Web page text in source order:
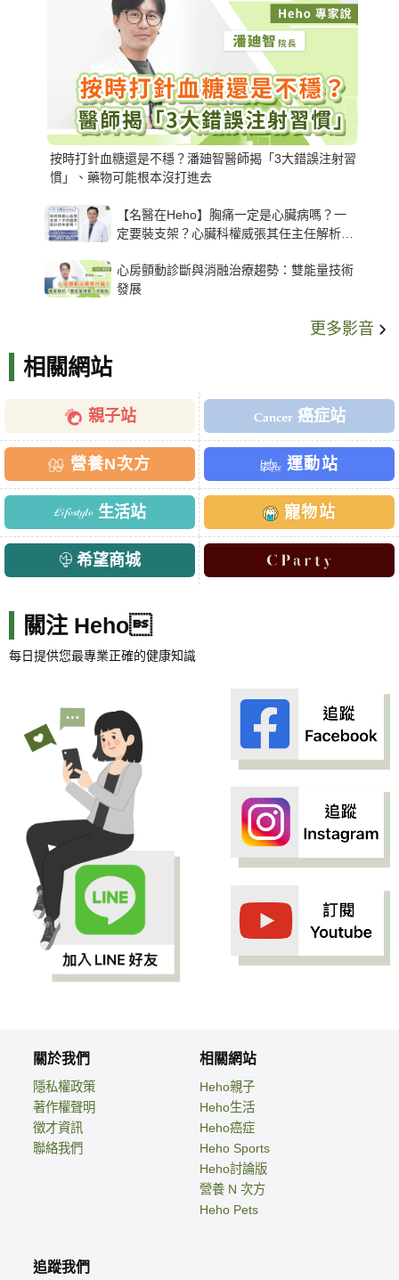
按時打針血糖還是不穩？潘廸智醫師揭「3大錯誤注射習
慣」、藥物可能根本沒打進去
【名醫在Heho】胸痛一定是心臟病嗎？一
定要裝支架？心臟科權威張其任主任解析支
心房顫動診斷與消融治療趨勢：雙能量技術
發展
更多影音
相關網站
親子站 癌症站
營養N次方 運動站
生活站 寵物站
希望商城
關注 Heho
每日提供您最專業正確的健康知識
關於我們
隱私權政策
著作權聲明
徵才資訊
聯絡我們
相關網站
Heho親子
Heho生活
Heho癌症
Heho Sports
Heho討論版
營養 N 次方
Heho Pets
追蹤我們